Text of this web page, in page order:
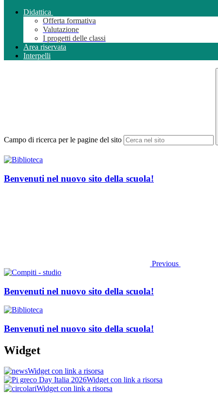
Didattica
Offerta formativa
Valutazione
I progetti delle classi
Area riservata
Interpelli
Campo di ricerca per le pagine del sito
Benvenuti nel nuovo sito della scuola!
Previous
Benvenuti nel nuovo sito della scuola!
Benvenuti nel nuovo sito della scuola!
Widget
Widget con link a risorsa
Widget con link a risorsa
Widget con link a risorsa